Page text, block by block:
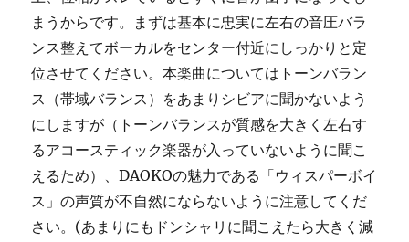
まうからです。まずは基本に忠実に左右の音圧バラ
ンス整えてボーカルをセンター付近にしっかりと定
位させてください。本楽曲についてはトーンバラン
ス（帯域バランス）をあまりシビアに聞かないよう
にしますが（トーンバランスが質感を大きく左右す
るアコースティック楽器が入っていないように聞こ
えるため）、DAOKOの魅力である「ウィスパーボイ
ス」の声質が不自然にならないように注意してくだ
さい。(あまりにもドンシャリに聞こえたら大きく減